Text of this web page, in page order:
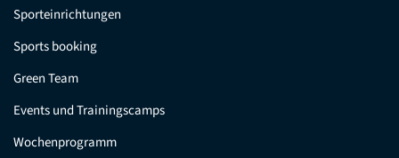
Sporteinrichtungen
Sports booking
Green Team
Events und Trainingscamps
Wochenprogramm